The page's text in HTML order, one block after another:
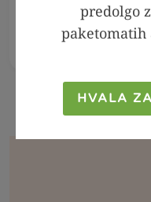
Meta - melisa
250ml
2,99
predolgo
HVALA